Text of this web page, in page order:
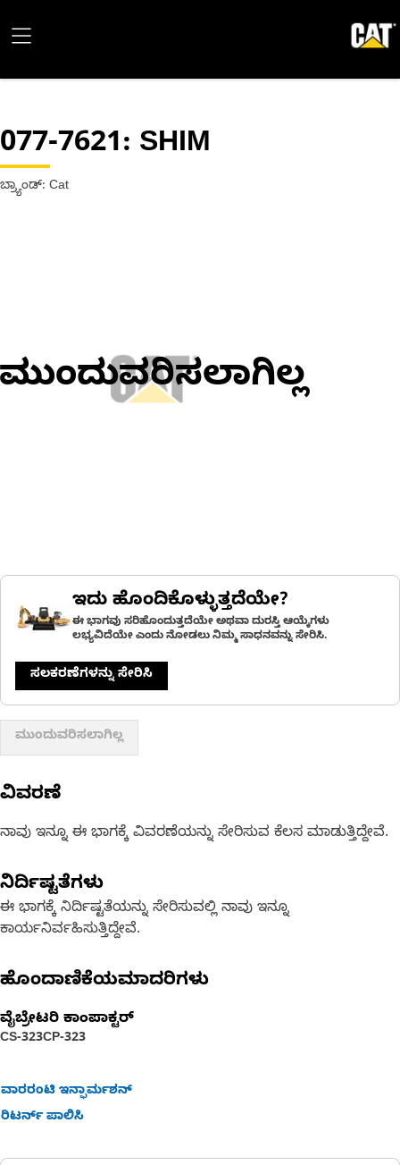
077-7621: SHIM
ಬ್ರ್ಯಾಂಡ್: Cat
ಮುಂದುವರಿಸಲಾಗಿಲ್ಲ
ಇದು ಹೊಂದಿಕೊಳ್ಳುತ್ತದೆಯೇ?
ಈ ಭಾಗವು ಸರಿಹೊಂದುತ್ತದೆಯೇ ಅಥವಾ ದುರಸ್ತಿ ಆಯ್ಕೆಗಳು
ಲಭ್ಯವಿದೆಯೇ ಎಂದು ನೋಡಲು ನಿಮ್ಮ ಸಾಧನವನ್ನು ಸೇರಿಸಿ.
ಸಲಕರಣೆಗಳನ್ನು ಸೇರಿಸಿ
ಮುಂದುವರಿಸಲಾಗಿಲ್ಲ
ವಿವರಣೆ
ನಾವು ಇನ್ನೂ ಈ ಭಾಗಕ್ಕೆ ವಿವರಣೆಯನ್ನು ಸೇರಿಸುವ ಕೆಲಸ ಮಾಡುತ್ತಿದ್ದೇವೆ.
ನಿರ್ದಿಷ್ಟತೆಗಳು
ಈ ಭಾಗಕ್ಕೆ ನಿರ್ದಿಷ್ಟತೆಯನ್ನು ಸೇರಿಸುವಲ್ಲಿ ನಾವು ಇನ್ನೂ
ಕಾರ್ಯನಿರ್ವಹಿಸುತ್ತಿದ್ದೇವೆ.
ಹೊಂದಾಣಿಕೆಯಮಾದರಿಗಳು
ವೈಬ್ರೇಟರಿ ಕಾಂಪಾಕ್ಟರ್‌
CS-323CP-323
ವಾರರಂಟಿ ಇನ್ಫಾರ್ಮಶನ್
ರಿಟರ್ನ್ ಪಾಲಿಸಿ